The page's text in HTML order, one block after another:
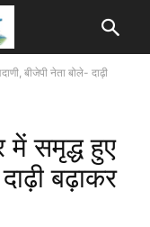
बीजेपी नेता बोले- दाढ़ी
में समृद्ध हुए
बढ़ाकर